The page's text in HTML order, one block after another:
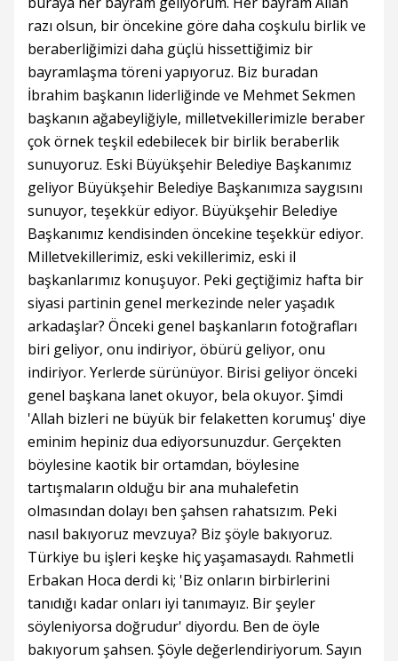
razı olsun, bir öncekine göre daha coşkulu birlik ve
beraberliğimizi daha güçlü hissettiğimiz bir
bayramlaşma töreni yapıyoruz. Biz buradan
İbrahim başkanın liderliğinde ve Mehmet Sekmen
başkanın ağabeyliğiyle, milletvekillerimizle beraber
çok örnek teşkil edebilecek bir birlik beraberlik
sunuyoruz. Eski Büyükşehir Belediye Başkanımız
geliyor Büyükşehir Belediye Başkanımıza saygısını
sunuyor, teşekkür ediyor. Büyükşehir Belediye
Başkanımız kendisinden öncekine teşekkür ediyor.
Milletvekillerimiz, eski vekillerimiz, eski il
başkanlarımız konuşuyor. Peki geçtiğimiz hafta bir
siyasi partinin genel merkezinde neler yaşadık
arkadaşlar? Önceki genel başkanların fotoğrafları
biri geliyor, onu indiriyor, öbürü geliyor, onu
indiriyor. Yerlerde sürünüyor. Birisi geliyor önceki
genel başkana lanet okuyor, bela okuyor. Şimdi
'Allah bizleri ne büyük bir felaketten korumuş' diye
eminim hepiniz dua ediyorsunuzdur. Gerçekten
böylesine kaotik bir ortamdan, böylesine
tartışmaların olduğu bir ana muhalefetin
olmasından dolayı ben şahsen rahatsızım. Peki
nasıl bakıyoruz mevzuya? Biz şöyle bakıyoruz.
Türkiye bu işleri keşke hiç yaşamasaydı. Rahmetli
Erbakan Hoca derdi ki; 'Biz onların birbirlerini
tanıdığı kadar onları iyi tanımayız. Bir şeyler
söyleniyorsa doğrudur' diyordu. Ben de öyle
bakıyorum şahsen. Şöyle değerlendiriyorum. Sayın